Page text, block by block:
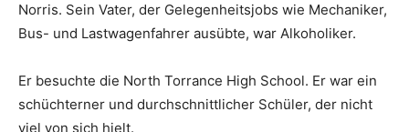
Norris. Sein Vater, der Gelegenheitsjobs wie Mechaniker,
Bus- und Lastwagenfahrer ausübte, war Alkoholiker.
Er besuchte die North Torrance High School. Er war ein
schüchterner und durchschnittlicher Schüler, der nicht
viel von sich hielt.